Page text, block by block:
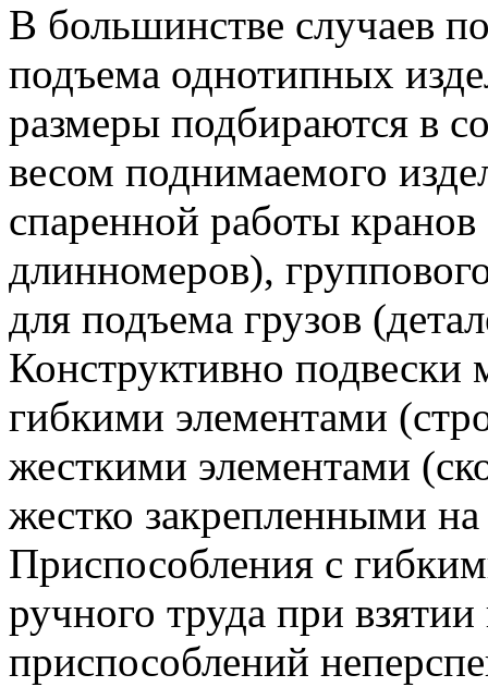
В большинстве случаев
подъема однотипных
размеры подбираются в
весом поднимаемого
спаренной работы
длинномеров),
для подъема грузов
Конструктивно
гибкими элементами
жесткими элементами
жестко закрепленными
Приспособления с
ручного труда при взятии
приспособлений